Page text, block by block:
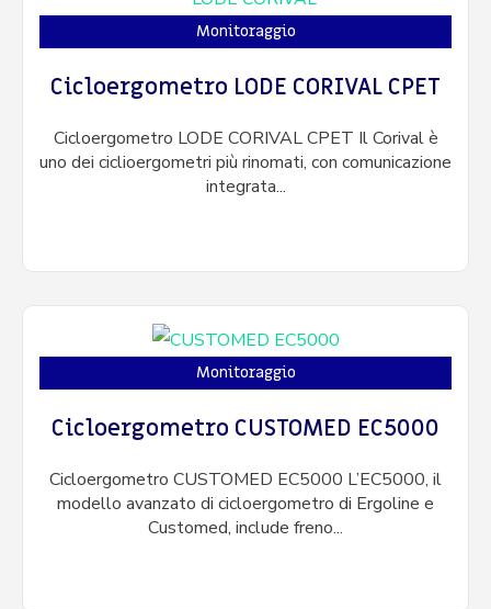
Monitoraggio
Cicloergometro LODE CORIVAL CPET
Cicloergometro LODE CORIVAL CPET Il Corival è
uno dei ciclioergometri più rinomati, con comunicazione
integrata...
Monitoraggio
Cicloergometro CUSTOMED EC5000
Cicloergometro CUSTOMED EC5000 L’EC5000, il
modello avanzato di cicloergometro di Ergoline e
Customed, include freno...